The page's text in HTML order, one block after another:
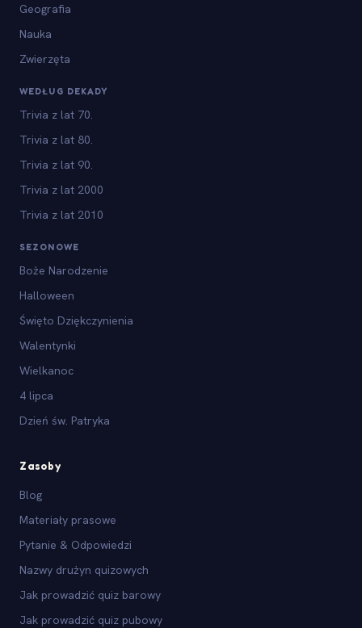
Geografia
Nauka
Zwierzęta
WEDŁUG DEKADY
Trivia z lat 70.
Trivia z lat 80.
Trivia z lat 90.
Trivia z lat 2000
Trivia z lat 2010
SEZONOWE
Boże Narodzenie
Halloween
Święto Dziękczynienia
Walentynki
Wielkanoc
4 lipca
Dzień św. Patryka
Zasoby
Blog
Materiały prasowe
Pytanie & Odpowiedzi
Nazwy drużyn quizowych
Jak prowadzić quiz barowy
Jak prowadzić quiz pubowy